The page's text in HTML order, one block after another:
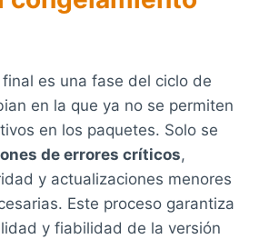
es una fase del ciclo de
en la que ya no se permiten
en los paquetes. Solo se
de errores críticos,
y actualizaciones menores
Este proceso garantiza
y fiabilidad de la versión